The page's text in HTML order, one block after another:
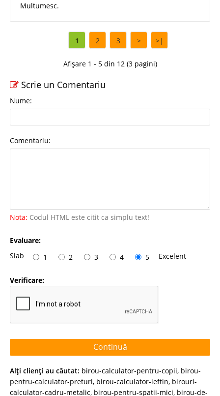
Multumesc.
1 2 3 > >|
Afișare 1 - 5 din 12 (3 pagini)
Scrie un Comentariu
Nume:
Comentariu:
Nota: Codul HTML este citit ca simplu text!
Evaluare:
Slab
1 2 3 4 5 Excelent
Verificare:
Continuă
Alţi clienţi au căutat: birou-calculator-pentru-copii, birou-
pentru-calculator-preturi, birou-calculator-ieftin, birouri-
calculator-cadru-metalic, birou-pentru-spatii-mici, birou-de-